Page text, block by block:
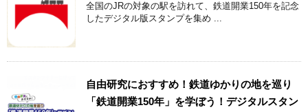
全国のJRの対象の駅を訪れて、鉄道開業150年を記念
したデジタル版スタンプを集め ...
自由研究におすすめ！鉄道ゆかりの地を巡り
「鉄道開業150年」を学ぼう！デジタルスタン